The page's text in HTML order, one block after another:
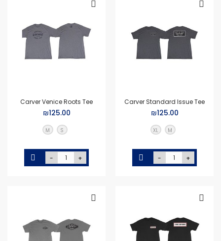
Carver Standard Issue Tee
₪125.00
M
XL
- +
Carver Venice Roots Tee
₪125.00
S
M
- +